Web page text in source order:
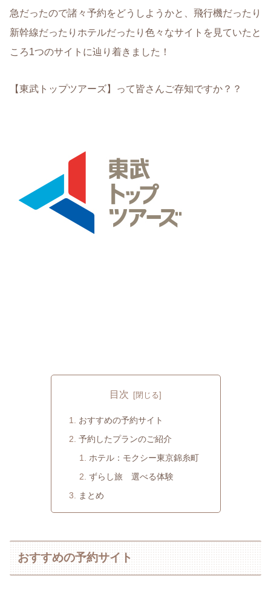
急だったので諸々予約をどうしようかと、飛行機だったり
新幹線だったりホテルだったり色々なサイトを見ていたと
ころ1つのサイトに辿り着きました！
【東武トップツアーズ】って皆さんご存知ですか？？
目次
おすすめの予約サイト
予約したプランのご紹介
ホテル：モクシー東京錦糸町
ずらし旅 選べる体験
まとめ
おすすめの予約サイト